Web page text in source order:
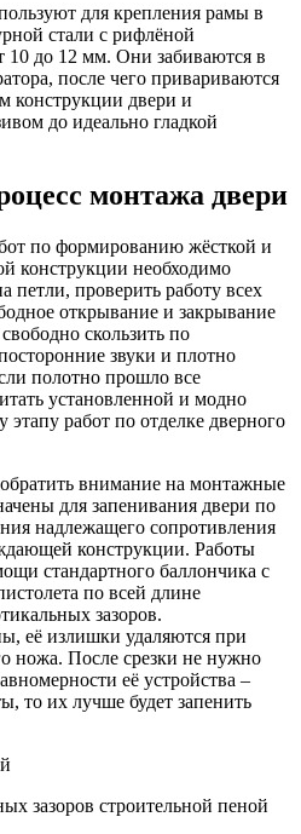
для крепления рамы в
стали с рифлёной
10 до 12 мм. Они забиваются в
после чего привариваются
конструкции двери и
до идеально гладкой
монтажа двери
по формированию жёсткой и
конструкции необходимо
петли, проверить работу всех
открывание и закрывание
скользить по
звуки и плотно
полотно прошло все
установленной и модно
работ по отделке дверного
внимание на монтажные
для запенивания двери по
надлежащего сопротивления
конструкции. Работы
стандартного баллончика с
по всей длине
зазоров.
её излишки удаляются при
ножа. После срезки не нужно
её устройства –
то их лучше будет запенить
зазоров строительной пеной